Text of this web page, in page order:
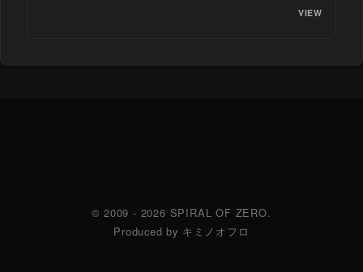
VIEW
© 2009 - 2026 SPIRAL OF ZERO.
Produced by キミノオフロ